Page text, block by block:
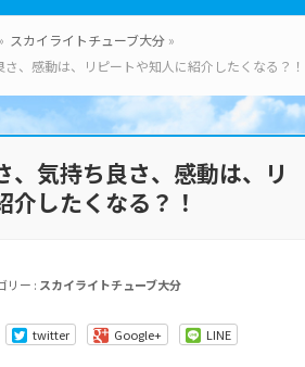
» スカイライトチューブ大分 »
、感動は、リピートや知人に紹介したくなる？！
、気持ち良さ、感動は、リ
介したくなる？！
リー : スカイライトチューブ大分
twitter Google+ LINE